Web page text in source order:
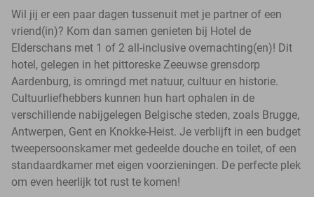
Wil jij er een paar dagen tussenuit met je partner of een
vriend(in)? Kom dan samen genieten bij Hotel de
Elderschans met 1 of 2 all-inclusive overnachting(en)! Dit
hotel, gelegen in het pittoreske Zeeuwse grensdorp
Aardenburg, is omringd met natuur, cultuur en historie.
Cultuurliefhebbers kunnen hun hart ophalen in de
verschillende nabijgelegen Belgische steden, zoals Brugge,
Antwerpen, Gent en Knokke-Heist. Je verblijft in een budget
tweepersoonskamer met gedeelde douche en toilet, of een
standaardkamer met eigen voorzieningen. De perfecte plek
om even heerlijk tot rust te komen!